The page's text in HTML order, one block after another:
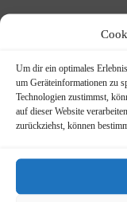
Um dir ein optimales
um Geräteinformationen zu
Technologien zustimmst,
auf dieser Website
zurückziehst, können
L.R.
Para
di
289,00€